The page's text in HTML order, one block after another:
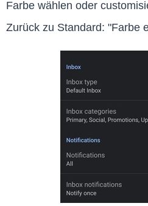
Farbe wählen oder
Zurück zu Standard: "Farbe